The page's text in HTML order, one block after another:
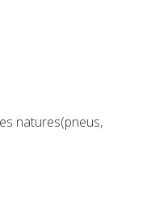
natures(pneus,